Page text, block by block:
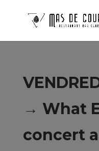
→ What
concert